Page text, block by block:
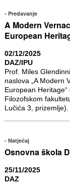
Predavanje
A Modern
European
02/12/2025
DAZ/IPU
Prof. Miles
naslova „A Modern
European
Filozofskom
Lučića 3, prizemlje).
Natječaj
Osnovna škola
25/11/2025
DAZ